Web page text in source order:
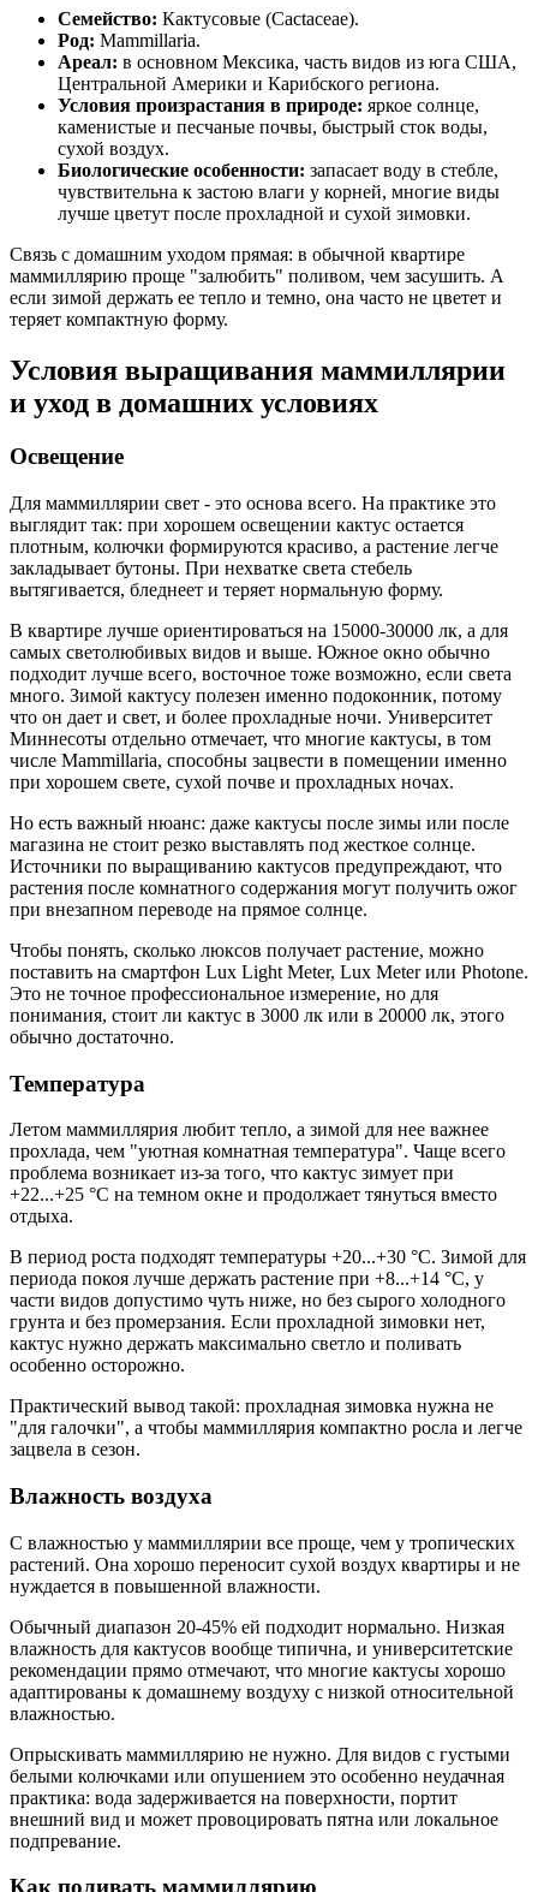
Семейство: Кактусовые (Cactaceae).
Род: Mammillaria.
Ареал: в основном Мексика, часть видов из юга США,
Центральной Америки и Карибского региона.
Условия произрастания в природе: яркое солнце,
каменистые и песчаные почвы, быстрый сток воды,
сухой воздух.
Биологические особенности: запасает воду в стебле,
чувствительна к застою влаги у корней, многие виды
лучше цветут после прохладной и сухой зимовки.
Связь с домашним уходом прямая: в обычной квартире
маммиллярию проще "залюбить" поливом, чем засушить. А
если зимой держать ее тепло и темно, она часто не цветет и
теряет компактную форму.
Условия выращивания маммиллярии
и уход в домашних условиях
Освещение
Для маммиллярии свет - это основа всего. На практике это
выглядит так: при хорошем освещении кактус остается
плотным, колючки формируются красиво, а растение легче
закладывает бутоны. При нехватке света стебель
вытягивается, бледнеет и теряет нормальную форму.
В квартире лучше ориентироваться на 15000-30000 лк, а для
самых светолюбивых видов и выше. Южное окно обычно
подходит лучше всего, восточное тоже возможно, если света
много. Зимой кактусу полезен именно подоконник, потому
что он дает и свет, и более прохладные ночи. Университет
Миннесоты отдельно отмечает, что многие кактусы, в том
числе Mammillaria, способны зацвести в помещении именно
при хорошем свете, сухой почве и прохладных ночах.
Но есть важный нюанс: даже кактусы после зимы или после
магазина не стоит резко выставлять под жесткое солнце.
Источники по выращиванию кактусов предупреждают, что
растения после комнатного содержания могут получить ожог
при внезапном переводе на прямое солнце.
Чтобы понять, сколько люксов получает растение, можно
поставить на смартфон Lux Light Meter, Lux Meter или Photone.
Это не точное профессиональное измерение, но для
понимания, стоит ли кактус в 3000 лк или в 20000 лк, этого
обычно достаточно.
Температура
Летом маммиллярия любит тепло, а зимой для нее важнее
прохлада, чем "уютная комнатная температура". Чаще всего
проблема возникает из-за того, что кактус зимует при
+22...+25 °C на темном окне и продолжает тянуться вместо
отдыха.
В период роста подходят температуры +20...+30 °C. Зимой для
периода покоя лучше держать растение при +8...+14 °C, у
части видов допустимо чуть ниже, но без сырого холодного
грунта и без промерзания. Если прохладной зимовки нет,
кактус нужно держать максимально светло и поливать
особенно осторожно.
Практический вывод такой: прохладная зимовка нужна не
"для галочки", а чтобы маммиллярия компактно росла и легче
зацвела в сезон.
Влажность воздуха
С влажностью у маммиллярии все проще, чем у тропических
растений. Она хорошо переносит сухой воздух квартиры и не
нуждается в повышенной влажности.
Обычный диапазон 20-45% ей подходит нормально. Низкая
влажность для кактусов вообще типична, и университетские
рекомендации прямо отмечают, что многие кактусы хорошо
адаптированы к домашнему воздуху с низкой относительной
влажностью.
Опрыскивать маммиллярию не нужно. Для видов с густыми
белыми колючками или опушением это особенно неудачная
практика: вода задерживается на поверхности, портит
внешний вид и может провоцировать пятна или локальное
подпревание.